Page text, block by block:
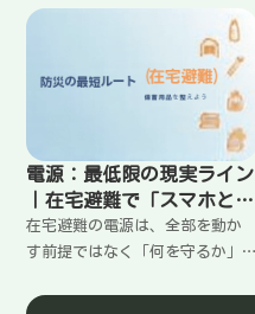
袋・保管までセットで考えると
失敗が減る。3日・7日の回数目
安、家庭で不足を見つけるチェ
電源：最低限の現実ライン
｜在宅避難で「スマホと明
かり」を守る
在宅避難の電源は、全部を動か
す前提ではなく「何を守るか」
マホ（連絡・情報）と明かりを